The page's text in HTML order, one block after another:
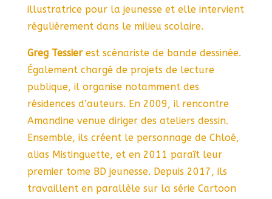
illustratrice pour la jeunesse et elle intervient
régulièrement dans le milieu scolaire.
Greg Tessierest scénariste de bande dessinée.
Également chargé de projets de lecture
publique, il organise notamment des
résidences d’auteurs. En 2009, il rencontre
Amandine venue diriger des ateliers dessin.
Ensemble, ils créent le personnage de Chloé,
alias Mistinguette, et en 2011 paraît leur
premier tome BD jeunesse. Depuis 2017, ils
travaillent en parallèle sur la série Cartoon